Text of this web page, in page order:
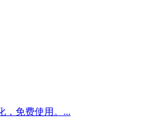
，免费使用。...